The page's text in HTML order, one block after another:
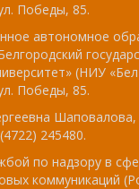
Победы, 85.
автономное
(НИУ
Победы, 85.
245480.
по надзору в
коммуникаций